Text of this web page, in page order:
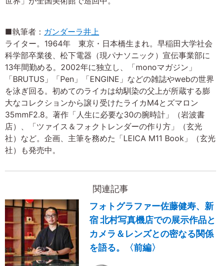
■執筆者： ガンダーラ井上
ライター。1964年 東京・日本橋生まれ。早稲田大学社会
科学部卒業後、松下電器（現パナソニック）宣伝事業部に
13年間勤める。2002年に独立し、「monoマガジン」
「BRUTUS」「Pen」「ENGINE」などの雑誌やwebの世界
を泳ぎ回る。初めてのライカは幼馴染の父上が所蔵する膨
大なコレクションから譲り受けたライカM4とズマロン
35mmF2.8。著作「人生に必要な30の腕時計」（岩波書
店）、「ツァイス＆フォクトレンダーの作り方」（玄光
社）など。企画、主筆を務めた「LEICA M11 Book」（玄光
社）も発売中。
関連記事
フォトグラファー佐藤健寿、新
宿 北村写真機店での展示作品と
カメラ＆レンズとの密なる関係
を語る。〈前編〉